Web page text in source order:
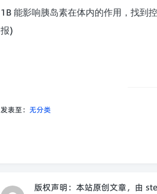
1B 能影响胰岛素在体内的作用，找到
报)
发表至： 无分类
版权声明： 本站原创文章，由